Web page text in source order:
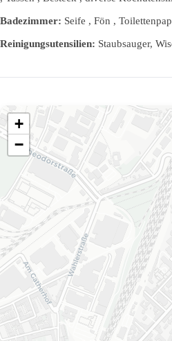
Badezimmer: Seife , Fön ,
Reinigungsutensilien: Staubsauger,
+
−